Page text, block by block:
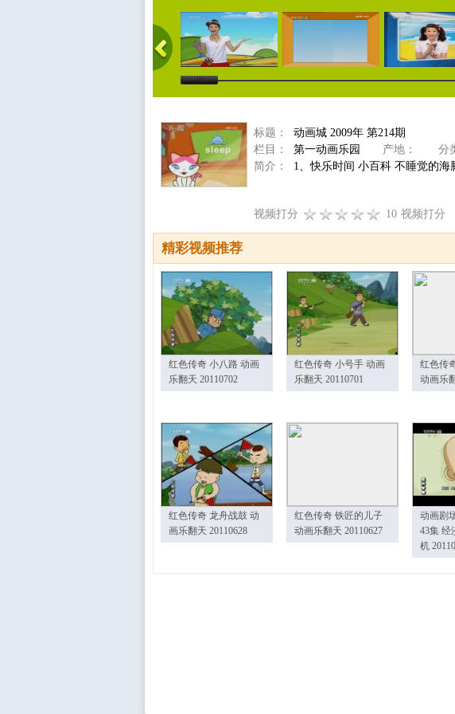
标题：
动画城 2009年 第214期
栏目：
第一动画乐园 产地： 分类
简介：
1、快乐时间 小百科 不睡觉的海
视频打分 10 视频打分
精彩视频推荐
红色传奇 小八路 动画
乐翻天 20110702
红色传奇 小号手 动画
乐翻天 20110701
红色传
动画乐
红色传奇 龙舟战鼓 动
画乐翻天 20110628
红色传奇 铁匠的儿子
动画乐翻天 20110627
动画剧
43集 经
机